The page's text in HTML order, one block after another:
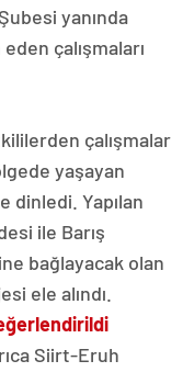
yanında
çalışmaları
çalışmalar
yaşayan
dinledi. Yapılan
ile Barış
bağlayacak olan
ele alındı.
Siirt-Eruh